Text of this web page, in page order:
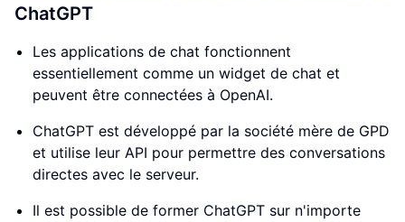
ChatGPT
Les applications de chat fonctionnent
essentiellement comme un widget de chat et
peuvent être connectées à OpenAI.
ChatGPT est développé par la société mère de GPD
et utilise leur API pour permettre des conversations
directes avec le serveur.
Il est possible de former ChatGPT sur n'importe